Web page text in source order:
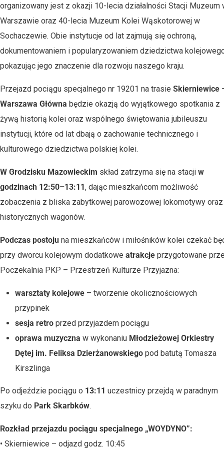
organizowany jest z okazji 10-lecia działalności Stacji Muzeum
Warszawie oraz 40-lecia Muzeum Kolei Wąskotorowej w
Sochaczewie. Obie instytucje od lat zajmują się ochroną,
dokumentowaniem i popularyzowaniem dziedzictwa
pokazując jego znaczenie dla rozwoju naszego kraju.
Przejazd pociągu specjalnego nr 19201 na trasie Skierniewice
Warszawa Główna będzie okazją do wyjątkowego spotkania z
żywą historią kolei oraz wspólnego świętowania jubileuszu
instytucji, które od lat dbają o zachowanie technicznego i
kulturowego dziedzictwa polskiej kolei.
W Grodzisku Mazowieckim skład zatrzyma się na stacji w
godzinach 12:50–13:11, dając mieszkańcom możliwość
zobaczenia z bliska zabytkowej parowozowej lokomotywy oraz
historycznych wagonów.
Podczas postoju na mieszkańców i miłośników kolei czekać
przy dworcu kolejowym dodatkowe atrakcje przygotowane
Poczekalnia PKP – Przestrzeń Kulturze Przyjazna:
warsztaty kolejowe – tworzenie okolicznościowych
przypinek
sesja retro przed przyjazdem pociągu
oprawa muzyczna w wykonaniu Młodzieżowej Orkiestry
Dętej im. Feliksa Dzierżanowskiego pod batutą Tomasza
Kirszlinga
Po odjeździe pociągu o 13:11 uczestnicy przejdą w paradnym
szyku do Park Skarbków.
Rozkład przejazdu pociągu specjalnego „WOYDYNO”:
• Skierniewice – odjazd godz. 10:45